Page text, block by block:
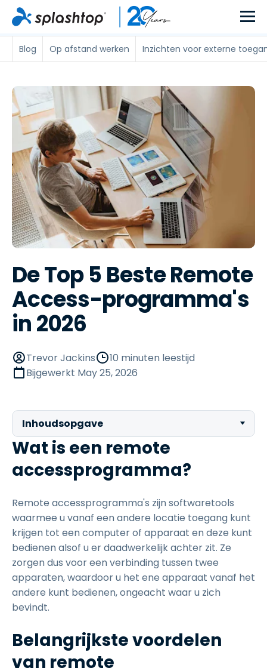
Blog Op afstand werken Inzichten voor externe
De Top 5 Beste Remote
Access-programma's
in 2026
Trevor Jackins
10 minuten leestijd
Bijgewerkt May 25, 2026
Inhoudsopgave
Wat is een remote
accessprogramma?
Remote accessprogramma's zijn softwaretools
waarmee u vanaf een andere locatie toegang kunt
krijgen tot een computer of apparaat en deze kunt
bedienen alsof u er daadwerkelijk achter zit. Ze
zorgen dus voor een verbinding tussen twee
apparaten, waardoor u het ene apparaat vanaf het
andere kunt bedienen, ongeacht waar u zich
bevindt.
Belangrijkste voordelen
van remote